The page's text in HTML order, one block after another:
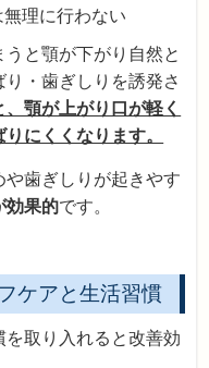
理に行わない
うと顎が下がり自然と
・歯ぎしりを誘発さ
顎が上がり口が軽く
にくくなります。
歯ぎしりが起きやす
効果的です。
ケアと生活習慣
を取り入れると改善効